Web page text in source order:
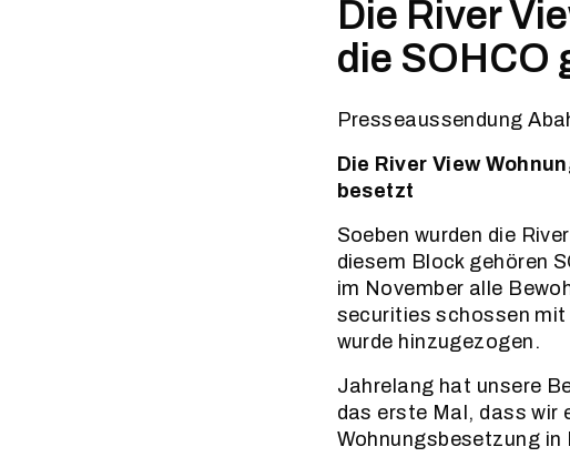
Die River
die SOHCO
Presseaussendung
Die River View
besetzt
Soeben wurden die
diesem Block gehören
im November alle
securities schossen
wurde hinzugezogen.
Jahrelang hat unsere
das erste Mal, dass wir
Wohnungsbesetzung